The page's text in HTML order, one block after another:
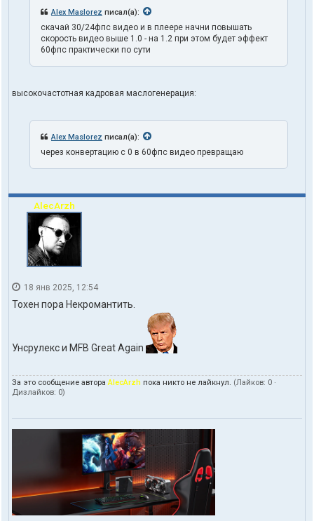
Alex Maslorez писал(а):
скачай 30/24фпс видео и в плеере начни повышать
скорость видео выше 1.0 - на 1.2 при этом будет эффект
60фпс практически по сути
высокочастотная кадровая маслогенерация:
Alex Maslorez писал(а):
через конвертацию с 0 в 60фпс видео превращаю
AlecArzh
18 янв 2025, 12:54
Тохен пора Некромантить.
Унсрулекс и MFB Great Again
За это сообщение автораAlecArzh пока никто не лайкнул. (Лайков: 0 ·
Дизлайков: 0)